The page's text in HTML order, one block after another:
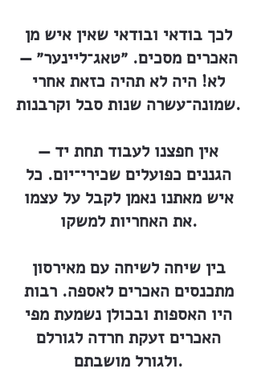
לכך בודאי ובודאי שאין איש מן
האכרים מסכים. ״טאג־ליינער״ —
לא! היה לא תהיה כזאת אחרי
שמונה־עשרה שנות סבל וקרבנות.
— אין חפצנו לעבוד תחת יד
הגננים כפועלים שכירי־יום. כל
איש מאתנו נאמן לקבל על עצמו
את האחריות למשקו.
בין שיחה לשיחה עם מאירסון
מתכנסים האכרים לאספה. רבות
היו האספות ובכולן נשמעת מפי
האכרים זעקת חרדה לגורלם
ולגורל מושבתם.